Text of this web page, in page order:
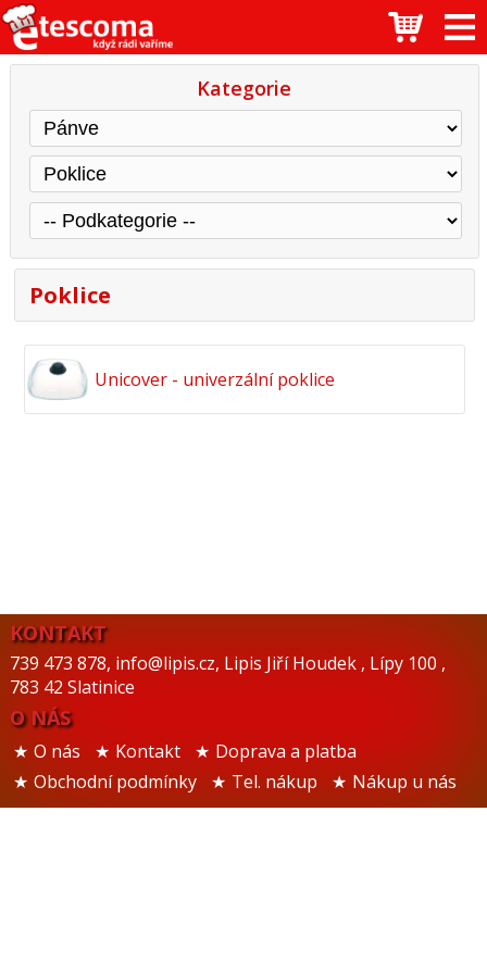
Kategorie
Poklice
Unicover - univerzální poklice
KONTAKT
739 473 878, info@lipis.cz, Lipis Jiří Houdek , Lípy 100 ,
783 42 Slatinice
O NÁS
O nás Kontakt
Doprava a platba
Obchodní podmínky
Tel. nákup Nákup u nás